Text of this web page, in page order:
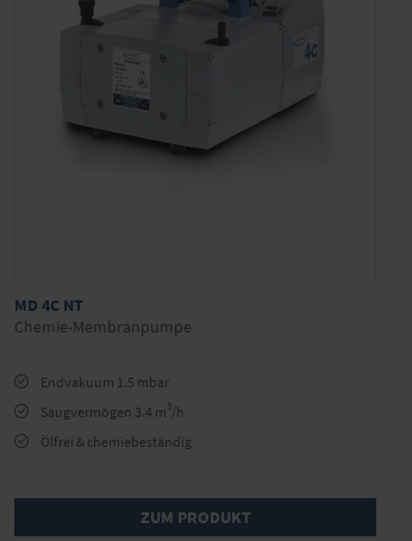
MD 4C NT
Chemie-Membranpumpe
Endvakuum 1.5 mbar
Saugvermögen 3.4 m 3/h
Ölfrei & chemiebeständig
ZUM PRODUKT